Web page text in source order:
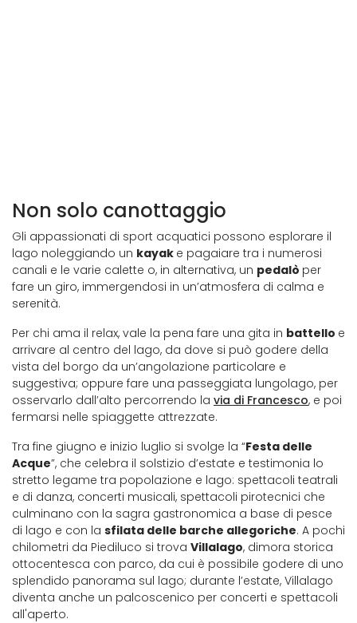
Non solo canottaggio
Gli appassionati di sport acquatici possono esplorare il
lago noleggiando un kayak e pagaiare tra i numerosi
canali e le varie calette o, in alternativa, un pedalò per
fare un giro, immergendosi in un’atmosfera di calma e
serenità.
Per chi ama il relax, vale la pena fare una gita in battello e
arrivare al centro del lago, da dove si può godere della
vista del borgo da un’angolazione particolare e
suggestiva; oppure fare una passeggiata lungolago, per
osservarlo dall’alto percorrendo la via di Francesco, e poi
fermarsi nelle spiaggette attrezzate.
Tra fine giugno e inizio luglio si svolge la “Festa delle
Acque”, che celebra il solstizio d’estate e testimonia lo
stretto legame tra popolazione e lago: spettacoli teatrali
e di danza, concerti musicali, spettacoli pirotecnici che
culminano con la sagra gastronomica a base di pesce
di lago e con la sfilata delle barche allegoriche. A pochi
chilometri da Piediluco si trova Villalago, dimora storica
ottocentesca con parco, da cui è possibile godere di uno
splendido panorama sul lago; durante l’estate, Villalago
diventa anche un palcoscenico per concerti e spettacoli
all'aperto.